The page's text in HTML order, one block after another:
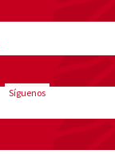
Síguenos